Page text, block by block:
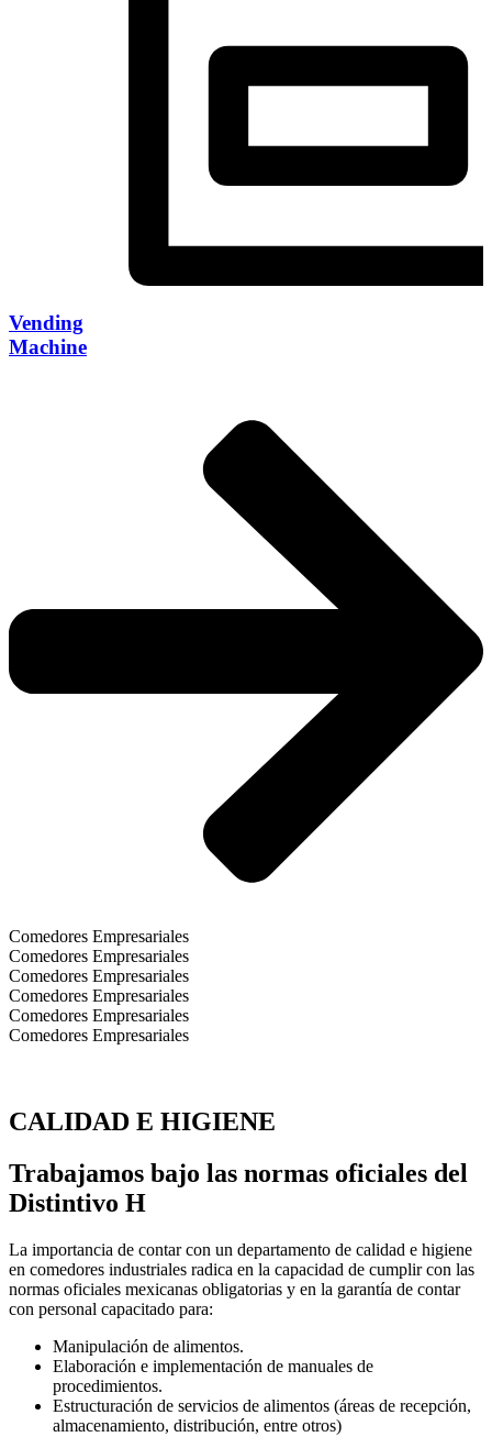
Vending
Machine
Comedores Empresariales
Comedores Empresariales
Comedores Empresariales
Comedores Empresariales
Comedores Empresariales
Comedores Empresariales
CALIDAD E HIGIENE
Trabajamos bajo las normas oficiales del
Distintivo H
La importancia de contar con un departamento de calidad e higiene
en comedores industriales radica en la capacidad de cumplir con las
normas oficiales mexicanas obligatorias y en la garantía de contar
con personal capacitado para:
Manipulación de alimentos.
Elaboración e implementación de manuales de
procedimientos.
Estructuración de servicios de alimentos (áreas de recepción,
almacenamiento, distribución, entre otros)